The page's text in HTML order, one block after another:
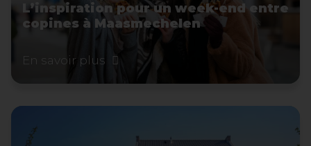
L’inspiration pour un week-end entre
copines à Maasmechelen
En savoir plus